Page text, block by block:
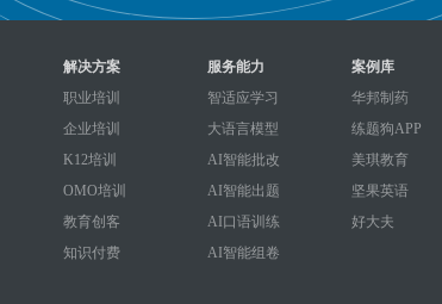
解决方案
职业培训
企业培训
K12培训
OMO培训
教育创客
知识付费
服务能力
智适应学习
大语言模型
AI智能批改
AI智能出题
AI口语训练
AI智能组卷
案例库
华邦制药
练题狗APP
美琪教育
坚果英语
好大夫